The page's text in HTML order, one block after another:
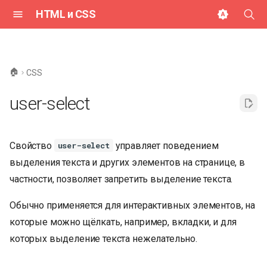
HTML и CSS
а
л
з
🏠 CSS
user-select
Свойство user-select управляет поведением
выделения текста и других элементов на странице, в
частности, позволяет запретить выделение текста.
Обычно применяется для интерактивных элементов, на
которые можно щёлкать, например, вкладки, и для
которых выделение текста нежелательно.